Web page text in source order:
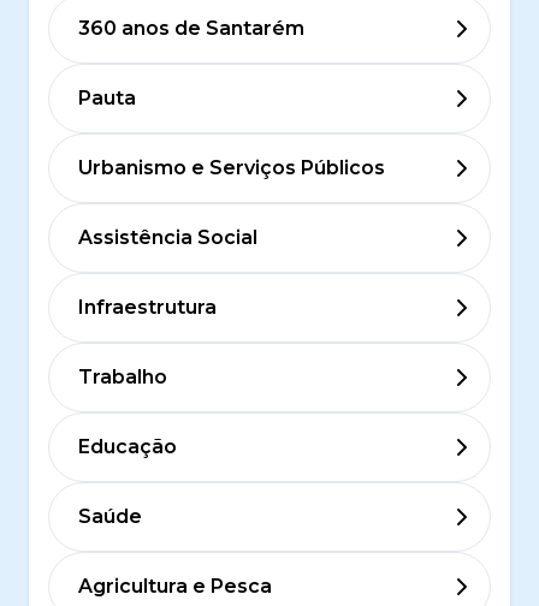
360 anos de Santarém
Pauta
Urbanismo e Serviços Públicos
Assistência Social
Infraestrutura
Trabalho
Educação
Saúde
Agricultura e Pesca